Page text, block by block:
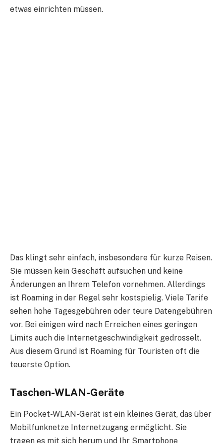
etwas einrichten müssen.
Das klingt sehr einfach, insbesondere für kurze Reisen.
Sie müssen kein Geschäft aufsuchen und keine
Änderungen an Ihrem Telefon vornehmen. Allerdings
ist Roaming in der Regel sehr kostspielig. Viele Tarife
sehen hohe Tagesgebühren oder teure Datengebühren
vor. Bei einigen wird nach Erreichen eines geringen
Limits auch die Internetgeschwindigkeit gedrosselt.
Aus diesem Grund ist Roaming für Touristen oft die
teuerste Option.
Taschen-WLAN-Geräte
Ein Pocket-WLAN-Gerät ist ein kleines Gerät, das über
Mobilfunknetze Internetzugang ermöglicht. Sie
tragen es mit sich herum und Ihr Smartphone